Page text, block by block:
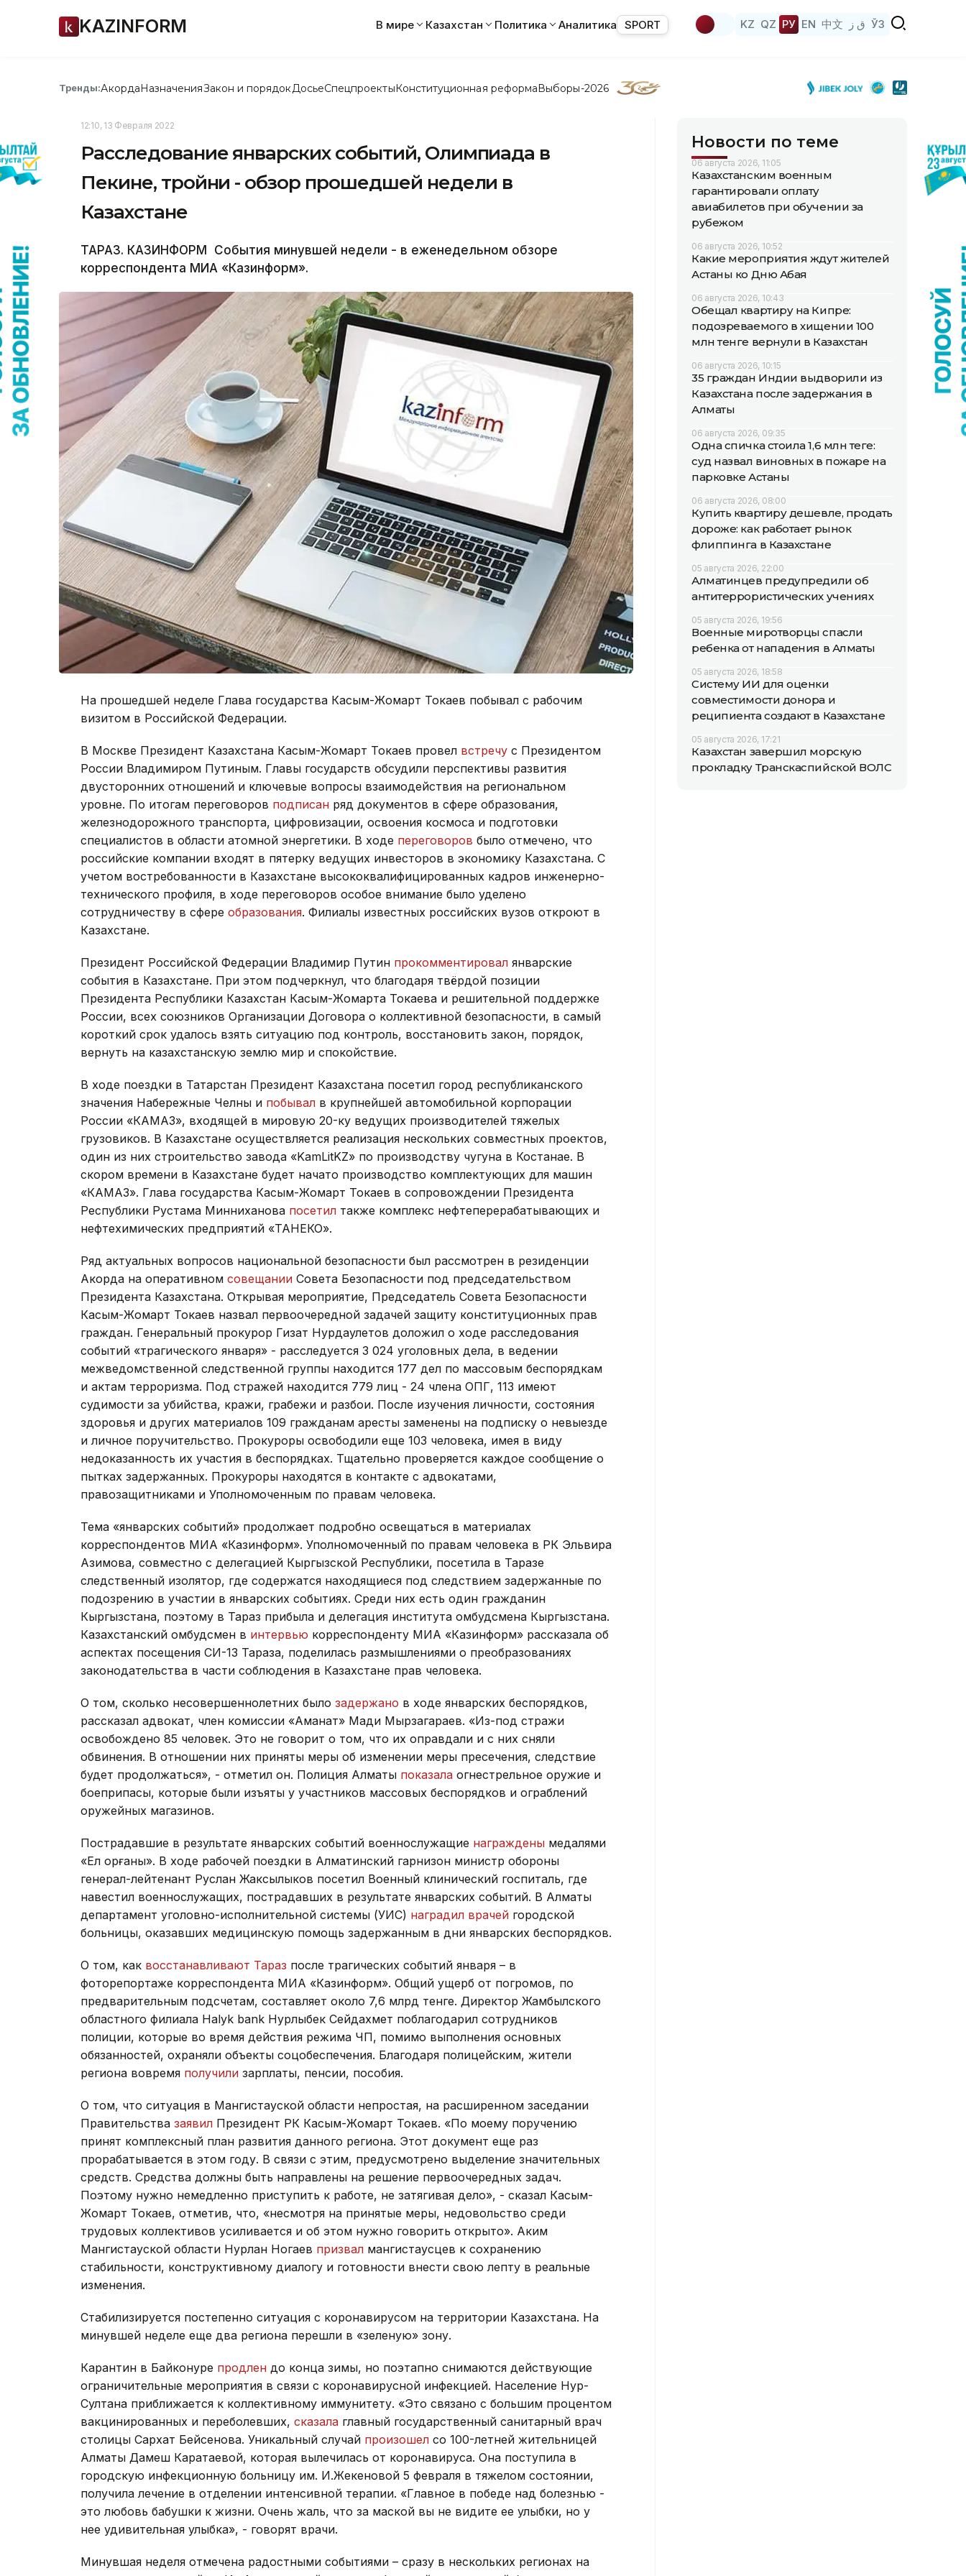
KAZINFORM В мире Казахстан Политика Аналитика SPORT KZ QZ РУ EN 中文 ق ز ЎЗ
Тренды:АкордаНазначенияЗакон и порядок ДосьеСпецпроектыКонституционная реформаВыборы-2026
12:10, 13 Февраля 2022
Расследование январских событий, Олимпиада в
Пекине, тройни - обзор прошедшей недели в
Казахстане
ТАРАЗ. КАЗИНФОРМ ­ События минувшей недели - в еженедельном обзоре
корреспондента МИА «Казинформ».
На прошедшей неделе Глава государства Касым-Жомарт Токаев побывал с рабочим
визитом в Российской Федерации.
В Москве Президент Казахстана Касым-Жомарт Токаев провел встречу с Президентом
России Владимиром Путиным. Главы государств обсудили перспективы развития
двусторонних отношений и ключевые вопросы взаимодействия на региональном
уровне. По итогам переговоров подписан ряд документов в сфере образования,
железнодорожного транспорта, цифровизации, освоения космоса и подготовки
специалистов в области атомной энергетики. В ходе переговоров было отмечено, что
российские компании входят в пятерку ведущих инвесторов в экономику Казахстана. С
учетом востребованности в Казахстане высококвалифицированных кадров инженерно-
технического профиля, в ходе переговоров особое внимание было уделено
сотрудничеству в сфере образования. Филиалы известных российских вузов откроют в
Казахстане.
Президент Российской Федерации Владимир Путин прокомментировал январские
события в Казахстане. При этом подчеркнул, что благодаря твёрдой позиции
Президента Республики Казахстан Касым-Жомарта Токаева и решительной поддержке
России, всех союзников Организации Договора о коллективной безопасности, в самый
короткий срок удалось взять ситуацию под контроль, восстановить закон, порядок,
вернуть на казахстанскую землю мир и спокойствие.
В ходе поездки в Татарстан Президент Казахстана посетил город республиканского
значения Набережные Челны и побывал в крупнейшей автомобильной корпорации
России «КАМАЗ», входящей в мировую 20-ку ведущих производителей тяжелых
грузовиков. В Казахстане осуществляется реализация нескольких совместных проектов,
один из них строительство завода «KamLitKZ» по производству чугуна в Костанае. В
скором времени в Казахстане будет начато производство комплектующих для машин
«КАМАЗ». Глава государства Касым-Жомарт Токаев в сопровождении Президента
Республики Рустама Минниханова посетил также комплекс нефтеперерабатывающих и
нефтехимических предприятий «ТАНЕКО».
Ряд актуальных вопросов национальной безопасности был рассмотрен в резиденции
Акорда на оперативном совещании Совета Безопасности под председательством
Президента Казахстана. Открывая мероприятие, Председатель Совета Безопасности
Касым-Жомарт Токаев назвал первоочередной задачей защиту конституционных прав
граждан. Генеральный прокурор Гизат Нурдаулетов доложил о ходе расследования
событий «трагического января» - расследуется 3 024 уголовных дела, в ведении
межведомственной следственной группы находится 177 дел по массовым беспорядкам
и актам терроризма. Под стражей находится 779 лиц - 24 члена ОПГ, 113 имеют
судимости за убийства, кражи, грабежи и разбои. После изучения личности, состояния
здоровья и других материалов 109 гражданам аресты заменены на подписку о невыезде
и личное поручительство. Прокуроры освободили еще 103 человека, имея в виду
недоказанность их участия в беспорядках. Тщательно проверяется каждое сообщение о
пытках задержанных. Прокуроры находятся в контакте с адвокатами,
правозащитниками и Уполномоченным по правам человека.
Тема «январских событий» продолжает подробно освещаться в материалах
корреспондентов МИА «Казинформ». Уполномоченный по правам человека в РК Эльвира
Азимова, совместно с делегацией Кыргызской Республики, посетила в Таразе
следственный изолятор, где содержатся находящиеся под следствием задержанные по
подозрению в участии в январских событиях. Среди них есть один гражданин
Кыргызстана, поэтому в Тараз прибыла и делегация института омбудсмена Кыргызстана.
Казахстанский омбудсмен в интервью корреспонденту МИА «Казинформ» рассказала об
аспектах посещения СИ-13 Тараза, поделилась размышлениями о преобразованиях
законодательства в части соблюдения в Казахстане прав человека.
О том, сколько несовершеннолетних было задержано в ходе январских беспорядков,
рассказал адвокат, член комиссии «Аманат» Мади Мырзагараев. «Из-под стражи
освобождено 85 человек. Это не говорит о том, что их оправдали и с них сняли
обвинения. В отношении них приняты меры об изменении меры пресечения, следствие
будет продолжаться», - отметил он. Полиция Алматы показала огнестрельное оружие и
боеприпасы, которые были изъяты у участников массовых беспорядков и ограблений
оружейных магазинов.
Пострадавшие в результате январских событий военнослужащие награждены медалями
«Ел қорғаны». В ходе рабочей поездки в Алматинский гарнизон министр обороны
генерал-лейтенант Руслан Жаксылыков посетил Военный клинический госпиталь, где
навестил военнослужащих, пострадавших в результате январских событий. В Алматы
департамент уголовно-исполнительной системы (УИС) наградил врачей городской
больницы, оказавших медицинскую помощь задержанным в дни январских беспорядков.
О том, как восстанавливают Тараз после трагических событий января – в
фоторепортаже корреспондента МИА «Казинформ». Общий ущерб от погромов, по
предварительным подсчетам, составляет около 7,6 млрд тенге. Директор Жамбылского
областного филиала Halyk bank Нурлыбек Сейдахмет поблагодарил сотрудников
полиции, которые во время действия режима ЧП, помимо выполнения основных
обязанностей, охраняли объекты соцобеспечения. Благодаря полицейским, жители
региона вовремя получили зарплаты, пенсии, пособия.
О том, что ситуация в Мангистауской области непростая, на расширенном заседании
Правительства заявил Президент РК Касым-Жомарт Токаев. «По моему поручению
принят комплексный план развития данного региона. Этот документ еще раз
прорабатывается в этом году. В связи с этим, предусмотрено выделение значительных
средств. Средства должны быть направлены на решение первоочередных задач.
Поэтому нужно немедленно приступить к работе, не затягивая дело», - сказал Касым-
Жомарт Токаев, отметив, что, «несмотря на принятые меры, недовольство среди
трудовых коллективов усиливается и об этом нужно говорить открыто». Аким
Мангистауской области Нурлан Ногаев призвал мангистаусцев к сохранению
стабильности, конструктивному диалогу и готовности внести свою лепту в реальные
изменения.
Стабилизируется постепенно ситуация с коронавирусом на территории Казахстана. На
минувшей неделе еще два региона перешли в «зеленую» зону.
Карантин в Байконуре продлен до конца зимы, но поэтапно снимаются действующие
ограничительные мероприятия в связи с коронавирусной инфекцией. Население Нур-
Султана приближается к коллективному иммунитету. «Это связано с большим процентом
вакцинированных и переболевших, сказала главный государственный санитарный врач
столицы Сархат Бейсенова. Уникальный случай произошел со 100-летней жительницей
Алматы Дамеш Каратаевой, которая вылечилась от коронавируса. Она поступила в
городскую инфекционную больницу им. И.Жекеновой 5 февраля в тяжелом состоянии,
получила лечение в отделении интенсивной терапии. «Главное в победе над болезнью -
это любовь бабушки к жизни. Очень жаль, что за маской вы не видите ее улыбки, но у
нее удивительная улыбка», - говорят врачи.
Минувшая неделя отмечена радостными событиями – сразу в нескольких регионах на
Новости по теме
06 августа 2026, 11:05
Казахстанским военным
гарантировали оплату
авиабилетов при обучении за
рубежом
06 августа 2026, 10:52
Какие мероприятия ждут жителей
Астаны ко Дню Абая
06 августа 2026, 10:43
Обещал квартиру на Кипре:
подозреваемого в хищении 100
млн тенге вернули в Казахстан
06 августа 2026, 10:15
35 граждан Индии выдворили из
Казахстана после задержания в
Алматы
06 августа 2026, 09:35
Одна спичка стоила 1,6 млн теңге:
суд назвал виновных в пожаре на
парковке Астаны
06 августа 2026, 08:00
Купить квартиру дешевле, продать
дороже: как работает рынок
флиппинга в Казахстане
05 августа 2026, 22:00
Алматинцев предупредили об
антитеррористических учениях
05 августа 2026, 19:56
Военные миротворцы спасли
ребенка от нападения в Алматы
05 августа 2026, 18:58
Систему ИИ для оценки
совместимости донора и
реципиента создают в Казахстане
05 августа 2026, 17:21
Казахстан завершил морскую
прокладку Транскаспийской ВОЛС